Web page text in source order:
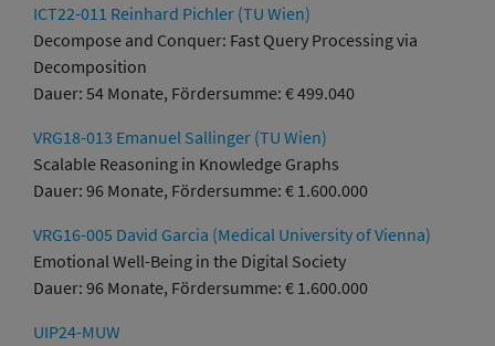
ICT22-011 Reinhard Pichler (TU Wien)
Decompose and Conquer: Fast Query Processing via
Decomposition
Dauer: 54 Monate, Fördersumme: € 499.040
VRG18-013 Emanuel Sallinger (TU Wien)
Scalable Reasoning in Knowledge Graphs
Dauer: 96 Monate, Fördersumme: € 1.600.000
VRG16-005 David Garcia (Medical University of Vienna)
Emotional Well-Being in the Digital Society
Dauer: 96 Monate, Fördersumme: € 1.600.000
UIP24-MUW